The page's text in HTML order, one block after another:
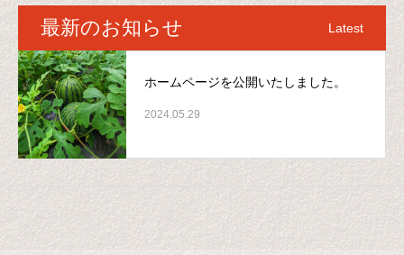
最新のお知らせ Latest
ホームページを公開いたしました。
2024.05.29